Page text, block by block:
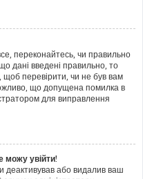
переконайтесь, чи правильно
дані введені правильно, то
щоб перевірити, чи не був вам
що допущена помилка в
для виправлення
можу увійти!
деактивував або видалив ваш